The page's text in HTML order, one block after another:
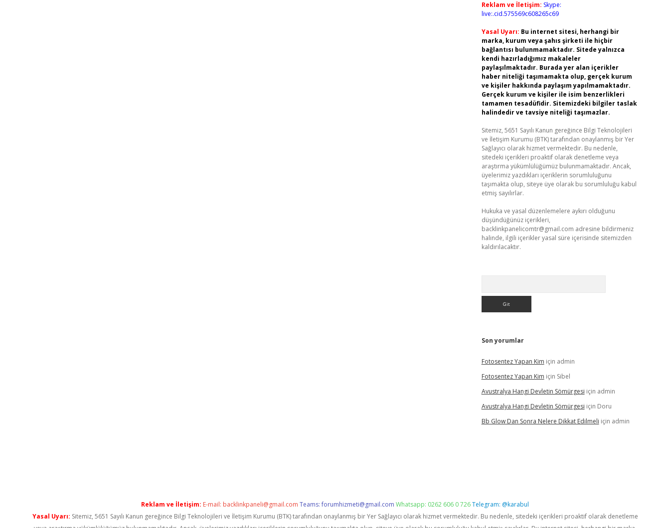
Reklam ve İletişim: Skype:
live:.cid.575569c608265c69
Yasal Uyarı: Bu internet sitesi, herhangi bir
marka, kurum veya şahıs şirketi ile hiçbir
bağlantısı bulunmamaktadır. Sitede yalnızca
kendi hazırladığımız makaleler
paylaşılmaktadır. Burada yer alan içerikler
haber niteliği taşımamakta olup, gerçek kurum
ve kişiler hakkında paylaşım yapılmamaktadır.
Gerçek kurum ve kişiler ile isim benzerlikleri
tamamen tesadüfidir. Sitemizdeki bilgiler taslak
halindedir ve tavsiye niteliği taşımazlar.
Sitemiz, 5651 Sayılı Kanun gereğince Bilgi Teknolojileri
ve İletişim Kurumu (BTK) tarafından onaylanmış bir Yer
Sağlayıcı olarak hizmet vermektedir. Bu nedenle,
sitedeki içerikleri proaktif olarak denetleme veya
araştırma yükümlülüğümüz bulunmamaktadır. Ancak,
üyelerimiz yazdıkları içeriklerin sorumluluğunu
taşımakta olup, siteye üye olarak bu sorumluluğu kabul
etmiş sayılırlar.
Hukuka ve yasal düzenlemelere aykırı olduğunu
düşündüğünüz içerikleri,
backlinkpanelicomtr@gmail.com adresine bildirmeniz
halinde, ilgili içerikler yasal süre içerisinde sitemizden
kaldırılacaktır.
Son yorumlar
Fotosentez Yapan Kim için admin
Fotosentez Yapan Kim için Sibel
Avustralya Hangi Devletin Sömürgesi için admin
Avustralya Hangi Devletin Sömürgesi için Doru
Bb Glow Dan Sonra Nelere Dikkat Edilmeli için admin
Reklam ve İletişim: E-mail: backlinkpaneli@gmail.com Teams:forumhizmeti@gmail.com Whatsapp: 0262 606 0 726Telegram: @karabul
Yasal Uyarı: Sitemiz, 5651 Sayılı Kanun gereğince Bilgi Teknolojileri ve İletişim Kurumu (BTK) tarafından onaylanmış bir Yer Sağlayıcı olarak hizmet vermektedir. Bu nedenle, sitedeki içerikleri proaktif olarak denetleme